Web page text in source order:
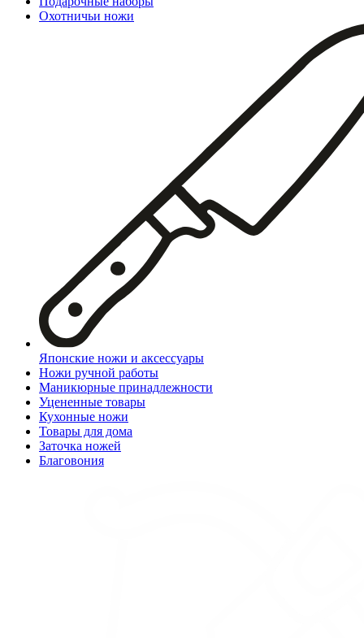
Охотничьи ножи
Японские ножи и аксессуары
Ножи ручной работы
Маникюрные принадлежности
Уцененные товары
Кухонные ножи
Товары для дома
Заточка ножей
Благовония